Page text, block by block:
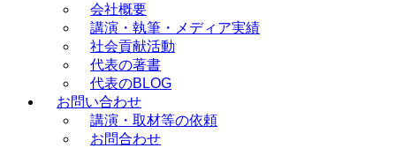
会社概要
講演・執筆・メディア実績
社会貢献活動
代表の著書
代表のBLOG
お問い合わせ
講演・取材等の依頼
お問合わせ